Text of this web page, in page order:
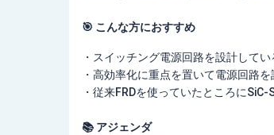
🎯 こんな方におすすめ
・スイッチング電源回路を設計してい
・高効率化に重点を置いて電源回路
・従来FRDを使っていたところに
📚 アジェンダ